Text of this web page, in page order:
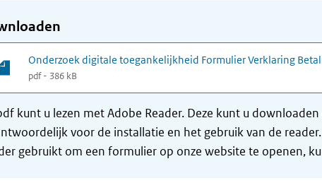
Onderzoek digitale toegankelijkheid Formulier Verklaring
pdf - 386 kB
kunt u lezen met Adobe Reader. Deze kunt u
voor de installatie en het gebruik van de
gebruikt om een formulier op onze website te openen,